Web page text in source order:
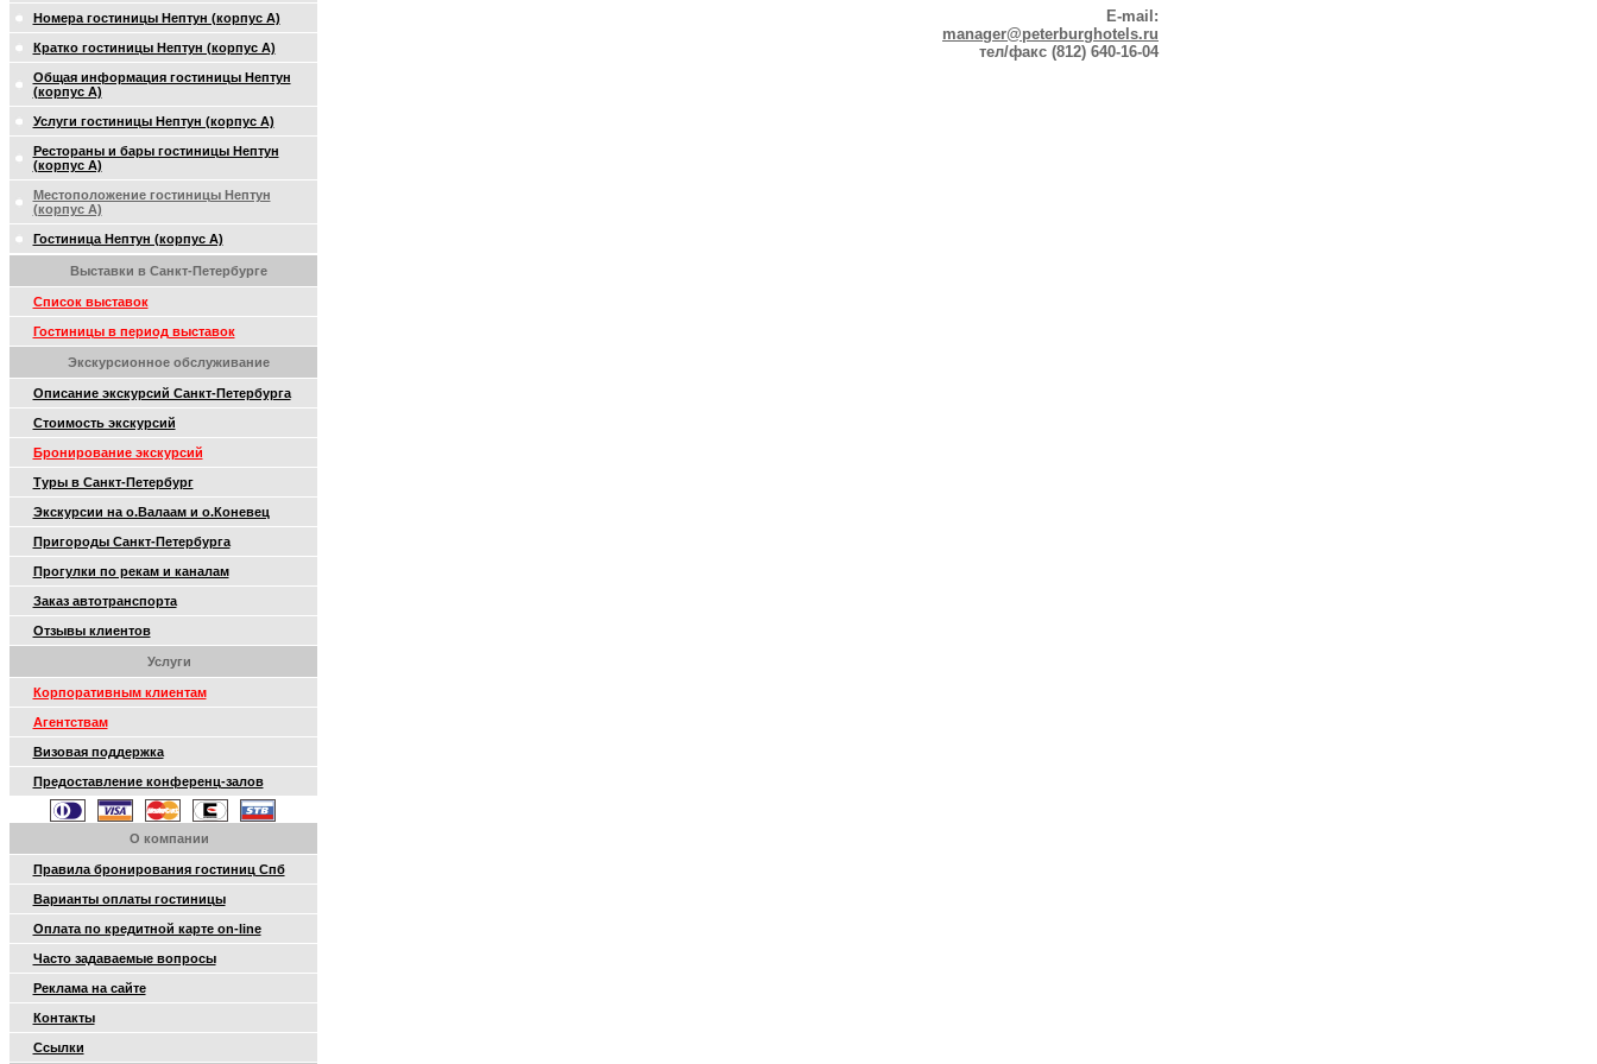
Номера гостиницы Нептун (корпус А)
Кратко гостиницы Нептун (корпус А)
Общая информация гостиницы Нептун
(корпус А)
Услуги гостиницы Нептун (корпус А)
Рестораны и бары гостиницы Нептун
(корпус А)
Местоположение гостиницы Нептун
(корпус А)
Гостиница Нептун (корпус А)
Выставки в Санкт-Петербурге
Список выставок
Гостиницы в период выставок
Экскурсионное обслуживание
Описание экскурсий Санкт-Петербурга
Стоимость экскурсий
Бронирование экскурсий
Туры в Санкт-Петербург
Экскурсии на о.Валаам и о.Коневец
Пригороды Санкт-Петербурга
Прогулки по рекам и каналам
Заказ автотранспорта
Отзывы клиентов
Услуги
Корпоративным клиентам
Агентствам
Визовая поддержка
Предоставление конференц-залов
О компании
Правила бронирования гостиниц Спб
Варианты оплаты гостиницы
Оплата по кредитной карте on-line
Часто задаваемые вопросы
Реклама на сайте
Контакты
Ссылки
E-mail:
manager@peterburghotels.ru
тел/факс (812) 640-16-04